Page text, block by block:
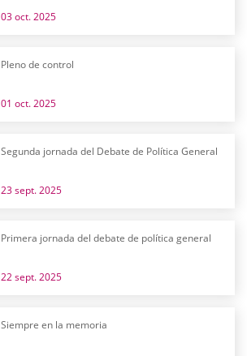
03 oct. 2025
Pleno de control
01 oct. 2025
Segunda jornada del Debate de Política General
23 sept. 2025
Primera jornada del debate de política general
22 sept. 2025
Siempre en la memoria